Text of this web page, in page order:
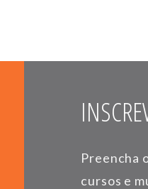
Preencha
cursos e